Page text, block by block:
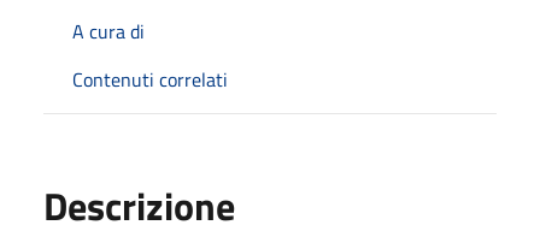
A cura di
Contenuti correlati
Descrizione